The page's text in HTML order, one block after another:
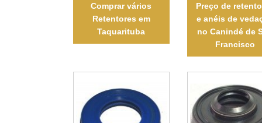
Comprar vários
Retentores em
Taquarituba
Preço de
e anéis de
no Canindé de
Francisco